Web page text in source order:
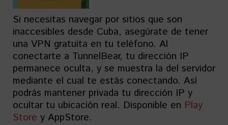
Si necesitas navegar por sitios que son
inaccesibles desde Cuba, asegúrate de tener
una VPN gratuita en tu teléfono. Al
conectarte a TunnelBear, tu dirección IP
permanece oculta, y se muestra la del servidor
mediante el cual te estás conectando. Así
podrás mantener privada tu dirección IP y
ocultar tu ubicación real. Disponible en Play
Store y AppStore.